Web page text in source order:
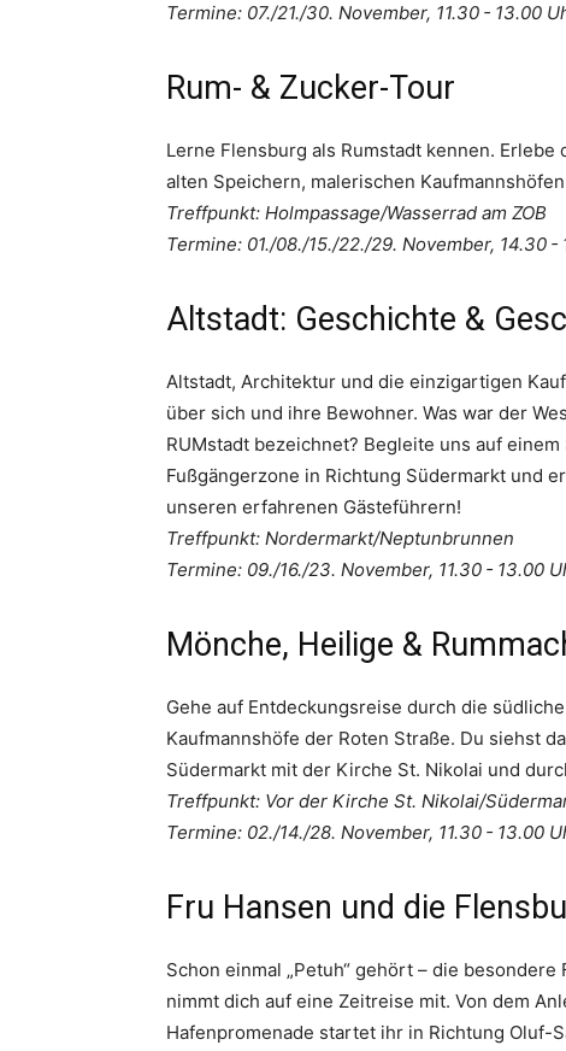
Termine: 07./21./30. November, 11.30 - 13.00
Rum- & Zucker-Tour
Lerne Flensburg als Rumstadt kennen.
alten Speichern, malerischen
Treffpunkt: Holmpassage/Wasserrad am ZOB
Termine: 01./08./15./22./29. November, 14.30 -
Altstadt: Geschichte &
Altstadt, Architektur und die einzigartigen
über sich und ihre Bewohner. Was war der
RUMstadt bezeichnet? Begleite uns auf
Fußgängerzone in Richtung Südermarkt und
unseren erfahrenen Gästeführern!
Treffpunkt: Nordermarkt/Neptunbrunnen
Termine: 09./16./23. November, 11.30 - 13.00
Mönche, Heilige &
Gehe auf Entdeckungsreise durch die
Kaufmannshöfe der Roten Straße. Du siehst
Südermarkt mit der Kirche St. Nikolai und
Treffpunkt: Vor der Kirche St. Nikolai/
Termine: 02./14./28. November, 11.30 - 13.00
Fru Hansen und die
Schon einmal „Petuh“ gehört – die
nimmt dich auf eine Zeitreise mit. Von dem
Hafenpromenade startet ihr in Richtung Oluf-